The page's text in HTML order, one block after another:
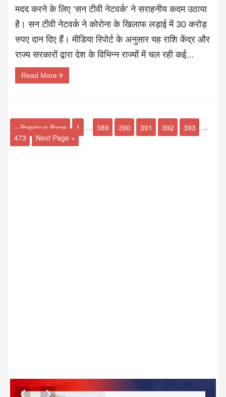
मदद करने के लिए ‘सन टीवी नेटवर्क’ ने सराहनीय कदम उठाया
है। सन टीवी नेटवर्क ने कोरोना के खिलाफ लड़ाई में 30 करोड़
रुपए दान दिए हैं। मीडिया रिपोर्ट के अनुसार यह राशि केंद्र और
राज्य सरकारों द्वारा देश के विभिन्न राज्यों में चल रही कई...
Read More
« Previous Page 1 … 389 390 391 392 393
…
473
Next Page »
ARTICLES